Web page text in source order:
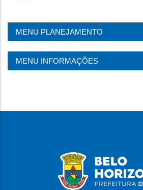
MENU PLANEJAMENTO
MENU INFORMAÇÕES